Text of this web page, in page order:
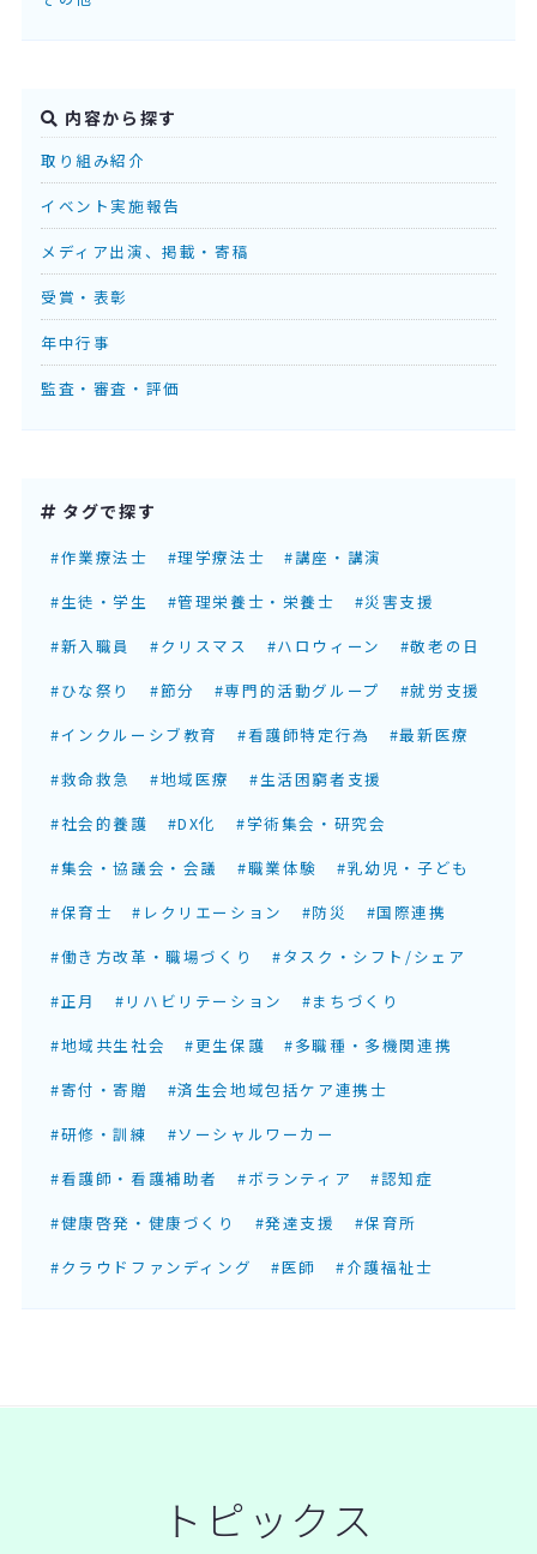
内容から探す
取り組み紹介
イベント実施報告
メディア出演、掲載・寄稿
受賞・表彰
年中行事
監査・審査・評価
タグで探す
#作業療法士 #理学療法士
#講座・講演
#生徒・学生
#管理栄養士・栄養士
#災害支援
#新入職員
#クリスマス #ハロウィーン
#敬老の日
#ひな祭り
#節分 #専門的活動グループ
#就労支援
#インクルーシブ教育
#看護師特定行為
#最新医療
#救命救急
#地域医療
#生活困窮者支援
#社会的養護
#DX化
#学術集会・研究会
#集会・協議会・会議
#職業体験
#乳幼児・子ども
#保育士
#レクリエーション #防災
#国際連携
#働き方改革・職場づくり
#タスク・シフト/シェア
#正月
#リハビリテーション
#まちづくり
#地域共生社会
#更生保護
#多職種・多機関連携
#寄付・寄贈
#済生会地域包括ケア連携士
#研修・訓練
#ソーシャルワーカー
#看護師・看護補助者
#ボランティア
#認知症
#健康啓発・健康づくり
#発達支援
#保育所
#クラウドファンディング
#医師 #介護福祉士
トピックス